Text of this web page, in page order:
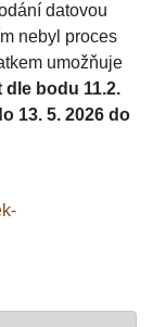
datovou
nebyl proces
umožňuje
dle bodu 11.2.
13. 5. 2026 do